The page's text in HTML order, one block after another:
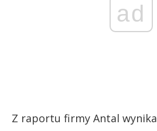
ad
Z raportu firmy Antal